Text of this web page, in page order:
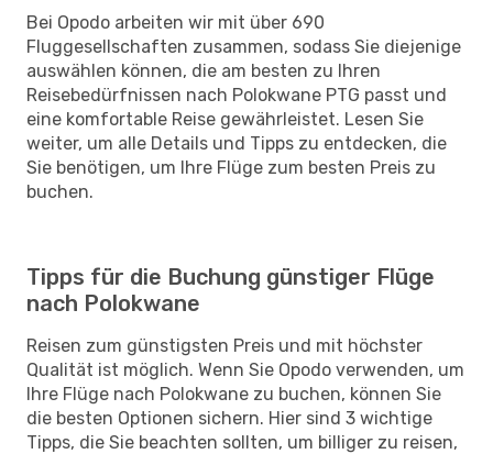
Bei Opodo arbeiten wir mit über 690
Fluggesellschaften zusammen, sodass Sie diejenige
auswählen können, die am besten zu Ihren
Reisebedürfnissen nach Polokwane PTG passt und
eine komfortable Reise gewährleistet. Lesen Sie
weiter, um alle Details und Tipps zu entdecken, die
Sie benötigen, um Ihre Flüge zum besten Preis zu
buchen.
Tipps für die Buchung günstiger Flüge
nach Polokwane
Reisen zum günstigsten Preis und mit höchster
Qualität ist möglich. Wenn Sie Opodo verwenden, um
Ihre Flüge nach Polokwane zu buchen, können Sie
die besten Optionen sichern. Hier sind 3 wichtige
Tipps, die Sie beachten sollten, um billiger zu reisen,